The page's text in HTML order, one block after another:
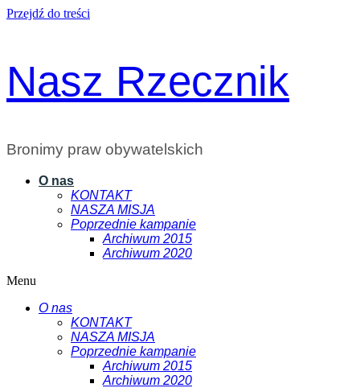
Przejdź do treści
Nasz Rzecznik
Bronimy praw obywatelskich
O nas
KONTAKT
NASZA MISJA
Poprzednie kampanie
Archiwum 2015
Archiwum 2020
Menu
O nas
KONTAKT
NASZA MISJA
Poprzednie kampanie
Archiwum 2015
Archiwum 2020